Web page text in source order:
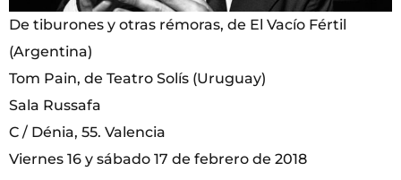
De tiburones y otras rémoras, de El Vacío Fértil
(Argentina)
Tom Pain, de Teatro Solís (Uruguay)
Sala Russafa
C / Dénia, 55. Valencia
Viernes 16 y sábado 17 de febrero de 2018